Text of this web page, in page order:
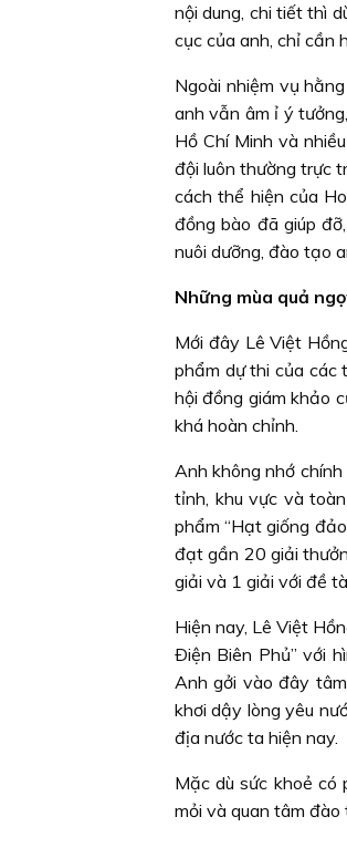
nội dung, chi tiết thì
cục của anh, chỉ cần
Ngoài nhiệm vụ
anh vẫn âm ỉ ý
Hồ Chí Minh và
đội luôn thường trực
cách thể hiện của
đồng bào đã giúp
nuôi dưỡng, đào tạo
Những mùa quả
Mới đây Lê Việt
phẩm dự thi của các
hội đồng giám khảo
khá hoàn chỉnh.
Anh không nhớ
tỉnh, khu vực và
phẩm “Hạt giống
đạt gần 20 giải
giải và 1 giải với đề
Hiện nay, Lê Việt
Ðiện Biên Phủ” với
Anh gởi vào đây
khơi dậy lòng yêu
địa nước ta hiện nay.
Mặc dù sức khoẻ có
mỏi và quan tâm đào